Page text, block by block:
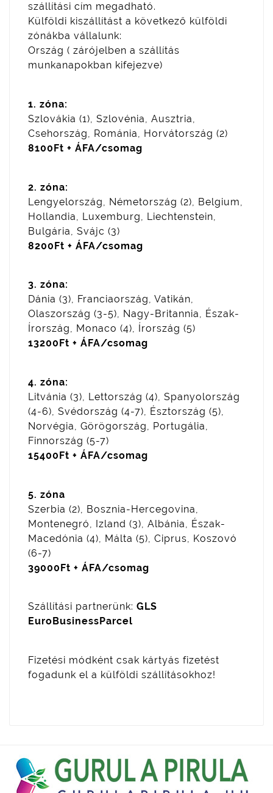
szállítási cím megadható.
Külföldi kiszállítást a következő külföldi
zónákba vállalunk:
Ország ( zárójelben a szállítás
munkanapokban kifejezve)
1. zóna:
Szlovákia (1), Szlovénia, Ausztria,
Csehország, Románia, Horvátország (2)
8100Ft + ÁFA/csomag
2. zóna:
Lengyelország, Németország (2), Belgium,
Hollandia, Luxemburg, Liechtenstein,
Bulgária, Svájc (3)
8200Ft + ÁFA/csomag
3. zóna:
Dánia (3), Franciaország, Vatikán,
Olaszország (3-5), Nagy-Britannia, Észak-
Írország, Monaco (4), Írország (5)
13200Ft + ÁFA/csomag
4. zóna:
Litvánia (3), Lettország (4), Spanyolország
(4-6), Svédország (4-7), Észtország (5),
Norvégia, Görögország, Portugália,
Finnország (5-7)
15400Ft + ÁFA/csomag
5. zóna
Szerbia (2), Bosznia-Hercegovina,
Montenegró, Izland (3), Albánia, Észak-
Macedónia (4), Málta (5), Ciprus, Koszovó
(6-7)
39000Ft + ÁFA/csomag
Szállítási partnerünk: GLS
EuroBusinessParcel
Fizetési módként csak kártyás fizetést
fogadunk el a külföldi szállításokhoz!